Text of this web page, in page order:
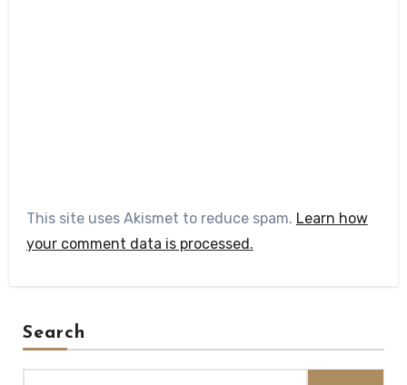
This site uses Akismet to reduce spam. Learn how
your comment data is processed.
Search